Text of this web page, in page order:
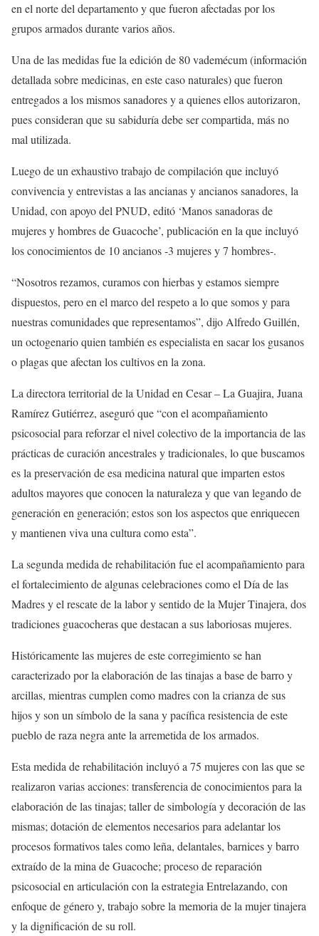
en el norte del departamento y que fueron afectadas por los
grupos armados durante varios años.
Una de las medidas fue la edición de 80 vademécum (información
detallada sobre medicinas, en este caso naturales) que fueron
entregados a los mismos sanadores y a quienes ellos autorizaron,
pues consideran que su sabiduría debe ser compartida, más no
mal utilizada.
Luego de un exhaustivo trabajo de compilación que incluyó
convivencia y entrevistas a las ancianas y ancianos sanadores, la
Unidad, con apoyo del PNUD, editó ‘Manos sanadoras de
mujeres y hombres de Guacoche’, publicación en la que incluyó
los conocimientos de 10 ancianos -3 mujeres y 7 hombres-.
“Nosotros rezamos, curamos con hierbas y estamos siempre
dispuestos, pero en el marco del respeto a lo que somos y para
nuestras comunidades que representamos”, dijo Alfredo Guillén,
un octogenario quien también es especialista en sacar los gusanos
o plagas que afectan los cultivos en la zona.
La directora territorial de la Unidad en Cesar – La Guajira, Juana
Ramírez Gutiérrez, aseguró que “con el acompañamiento
psicosocial para reforzar el nivel colectivo de la importancia de las
prácticas de curación ancestrales y tradicionales, lo que buscamos
es la preservación de esa medicina natural que imparten estos
adultos mayores que conocen la naturaleza y que van legando de
generación en generación; estos son los aspectos que enriquecen
y mantienen viva una cultura como esta”.
La segunda medida de rehabilitación fue el acompañamiento para
el fortalecimiento de algunas celebraciones como el Día de las
Madres y el rescate de la labor y sentido de la Mujer Tinajera, dos
tradiciones guacocheras que destacan a sus laboriosas mujeres.
Históricamente las mujeres de este corregimiento se han
caracterizado por la elaboración de las tinajas a base de barro y
arcillas, mientras cumplen como madres con la crianza de sus
hijos y son un símbolo de la sana y pacífica resistencia de este
pueblo de raza negra ante la arremetida de los armados.
Esta medida de rehabilitación incluyó a 75 mujeres con las que se
realizaron varias acciones: transferencia de conocimientos para la
elaboración de las tinajas; taller de simbología y decoración de las
mismas; dotación de elementos necesarios para adelantar los
procesos formativos tales como leña, delantales, barnices y barro
extraído de la mina de Guacoche; proceso de reparación
psicosocial en articulación con la estrategia Entrelazando, con
enfoque de género y, trabajo sobre la memoria de la mujer tinajera
y la dignificación de su roll.